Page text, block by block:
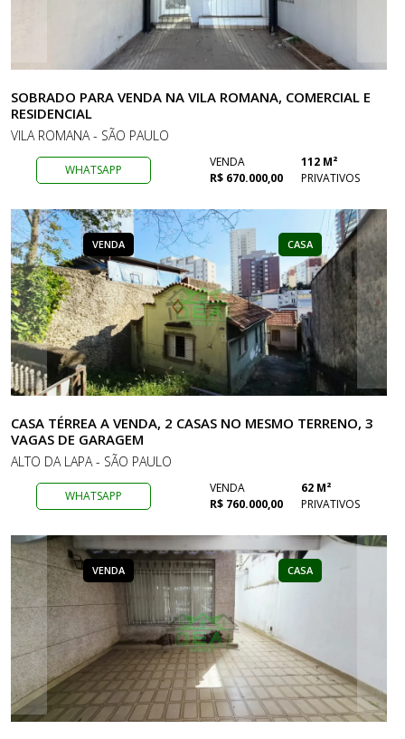
SOBRADO PARA VENDA NA VILA ROMANA, COMERCIAL E
RESIDENCIAL
VILA ROMANA - SÃO PAULO
WHATSAPP
VENDA
R$ 670.000,00
112 M²
PRIVATIVOS
VENDA CASA
CASA TÉRREA A VENDA, 2 CASAS NO MESMO TERRENO, 3
VAGAS DE GARAGEM
ALTO DA LAPA - SÃO PAULO
WHATSAPP
VENDA
R$ 760.000,00
62 M²
PRIVATIVOS
VENDA CASA